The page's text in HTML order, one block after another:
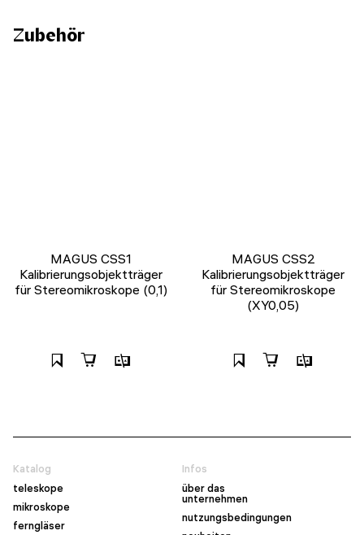
Zubehör
MAGUS CSS1
Kalibrierungsobjektträger
für Stereomikroskope (0,1)
MAGUS CSS2
Kalibrierungsobjektträger
für Stereomikroskope
(XY0,05)
Katalog
teleskope
mikroskope
ferngläser
Infos
über das
unternehmen
nutzungsbedingungen